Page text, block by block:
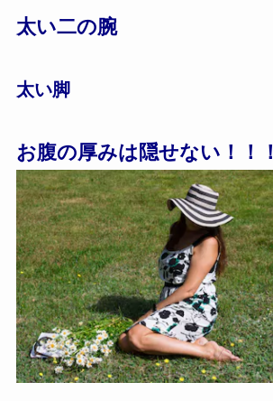
太い二の腕
太い脚
お腹の厚みは隠せない！！！